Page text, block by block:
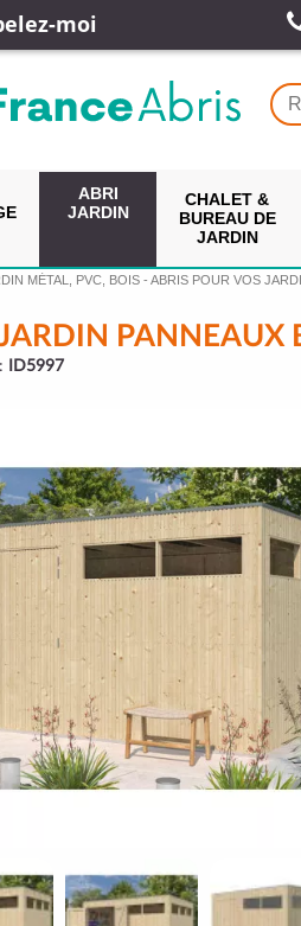
moi
ABRI
JARDIN
CHALET &
BUREAU DE
JARDIN
MÉTAL, PVC, BOIS - ABRIS POUR VOS
PANNEAUX
ID5997